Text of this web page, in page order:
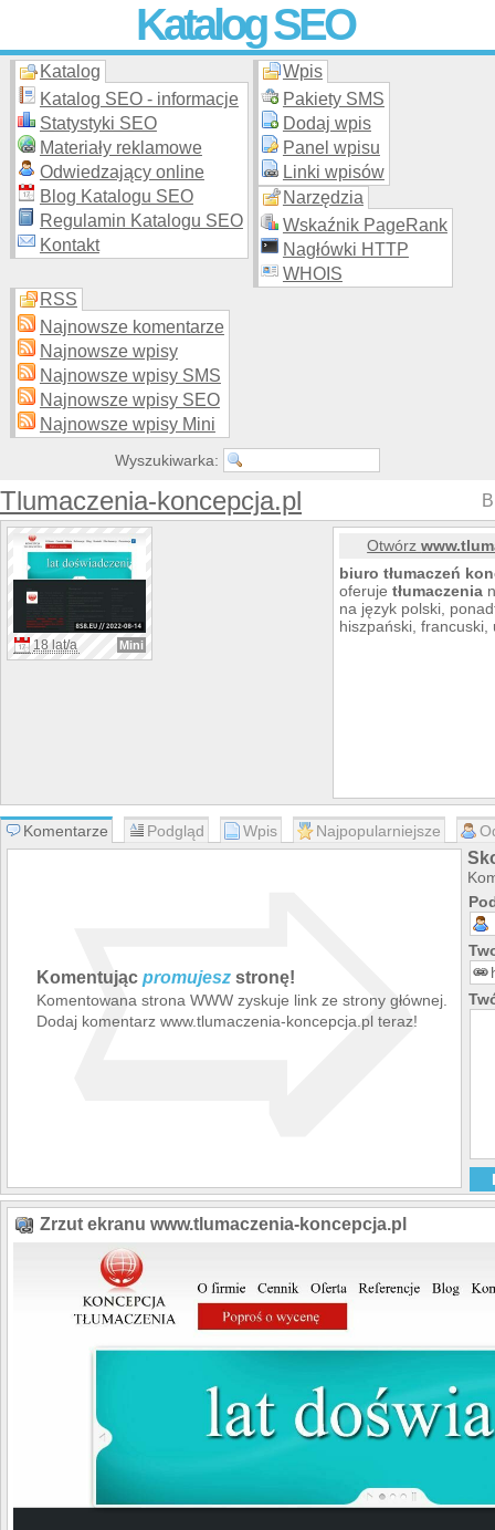
Katalog SEO
Skuteczna i promocja stron WWW –
moderowanego katalogu za darmo!
Katalog
Katalog SEO - informacje
Statystyki SEO
Materiały reklamowe
Odwiedzający online
Blog Katalogu SEO
Regulamin Katalogu SEO
Kontakt
Wpis
Pakiety SMS
Dodaj wpis
Panel wpisu
Linki wpisów
Narzędzia
Wskaźnik PageRank
Nagłówki HTTP
WHOIS
RSS
Najnowsze komentarze
Najnowsze wpisy
Najnowsze wpisy SMS
Najnowsze wpisy SEO
Najnowsze wpisy Mini
Wyszukiwarka:
Tlumaczenia-koncepcja.pl
18 lat/a Mini
Otwórz
biuro tłumaczeń
oferujetłumaczenia
na język polski,
hiszpański, francuski,
Komentarze Podgląd Wpis Najpopularniejsze
Komentując promujesz stronę!
Komentowana strona WWW zyskuje link ze strony głównej.
Dodaj komentarz www.tlumaczenia-koncepcja.pl teraz!
➯
Zrzut ekranu www.tlumaczenia-koncepcja.pl